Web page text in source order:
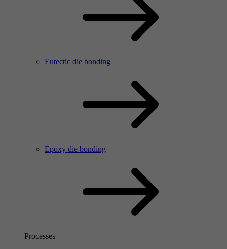
Eutectic die bonding
Epoxy die bonding
Processes